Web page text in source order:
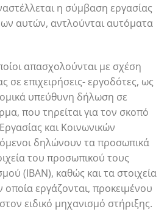
η σύμβαση εργασίας
αυτών, αντλούνται αυτόματα
απασχολούνται με σχέση
σε επιχειρήσεις- εργοδότες, ως
υπεύθυνη δήλωση σε
που τηρείται για τον σκοπό
και Κοινωνικών
δηλώνουν τα προσωπικά
του προσωπικού τους
(ΙΒΑΝ), καθώς και τα στοιχεία
οποία εργάζονται, προκειμένου
ειδικό μηχανισμό στήριξης.